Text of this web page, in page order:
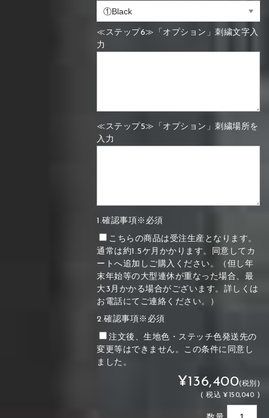
≪ステップ6≫「オプション」刺繍文字入
力
≪ステップ5≫「オプション」刺繍場所を
入力
1.確認事項※必須
こちらの商品は受注生産となります。
通常は約1.5ケ月かかります。同意してカ
ートへ追加しご購入ください。（但し年
末年始等の大型連休が重なった場合、最
大3月かかる場合がございます。詳しくは
お電話にてご連絡ください。）
2.確認事項※必須
注文後、生地色・ステッチ色発送先の
変更等はできません。この条件に同意し
ました。
¥136,400(税別)
(税込 ¥150,040 )